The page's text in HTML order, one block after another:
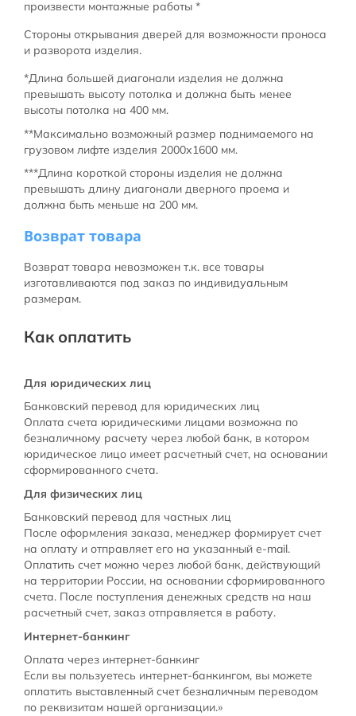
произвести монтажные работы *
Стороны открывания дверей для возможности проноса
и разворота изделия.
*Длина большей диагонали изделия не должна
превышать высоту потолка и должна быть менее
высоты потолка на 400 мм.
**Максимально возможный размер поднимаемого на
грузовом лифте изделия 2000х1600 мм.
***Длина короткой стороны изделия не должна
превышать длину диагонали дверного проема и
должна быть меньше на 200 мм.
Возврат товара
Возврат товара невозможен т.к. все товары
изготавливаются под заказ по индивидуальным
размерам.
Как оплатить
Для юридических лиц
Банковский перевод для юридических лиц
Оплата счета юридическими лицами возможна по
безналичному расчету через любой банк, в котором
юридическое лицо имеет расчетный счет, на основании
сформированного счета.
Для физических лиц
Банковский перевод для частных лиц
После оформления заказа, менеджер формирует счет
на оплату и отправляет его на указанный e-mail.
Оплатить счет можно через любой банк, действующий
на территории России, на основании сформированного
счета. После поступления денежных средств на наш
расчетный счет, заказ отправляется в работу.
Интернет-банкинг
Оплата через интернет-банкинг
Если вы пользуетесь интернет-банкингом, вы можете
оплатить выставленный счет безналичным переводом
по реквизитам нашей организации.»